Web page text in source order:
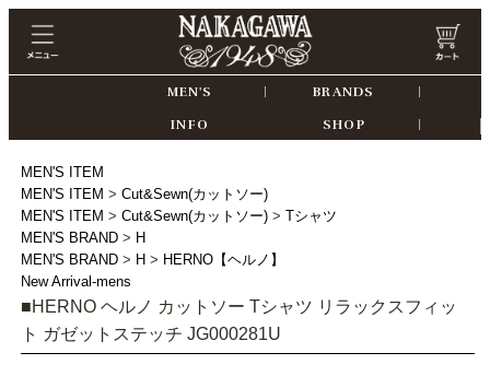
MEN'S BRANDS
INFO SHOP
MEN'S ITEM
MEN'S ITEM > Cut&Sewn(カットソー)
MEN'S ITEM > Cut&Sewn(カットソー)> Tシャツ
MEN'S BRAND> H
MEN'S BRAND> H > HERNO【ヘルノ】
New Arrival-mens
■HERNO ヘルノ カットソー Tシャツ リラックスフィッ
ト ガゼットステッチ JG000281U